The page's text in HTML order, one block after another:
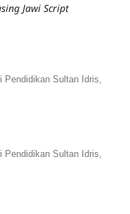
Jawi Script
Sultan Idris,
Sultan Idris,